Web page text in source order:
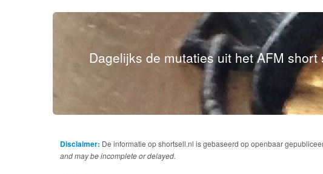
Dagelijks de mutaties uit het AFM short
Disclaimer: De informatie op shortsell.nl is gebaseerd op openbaar
and may be incomplete or delayed.